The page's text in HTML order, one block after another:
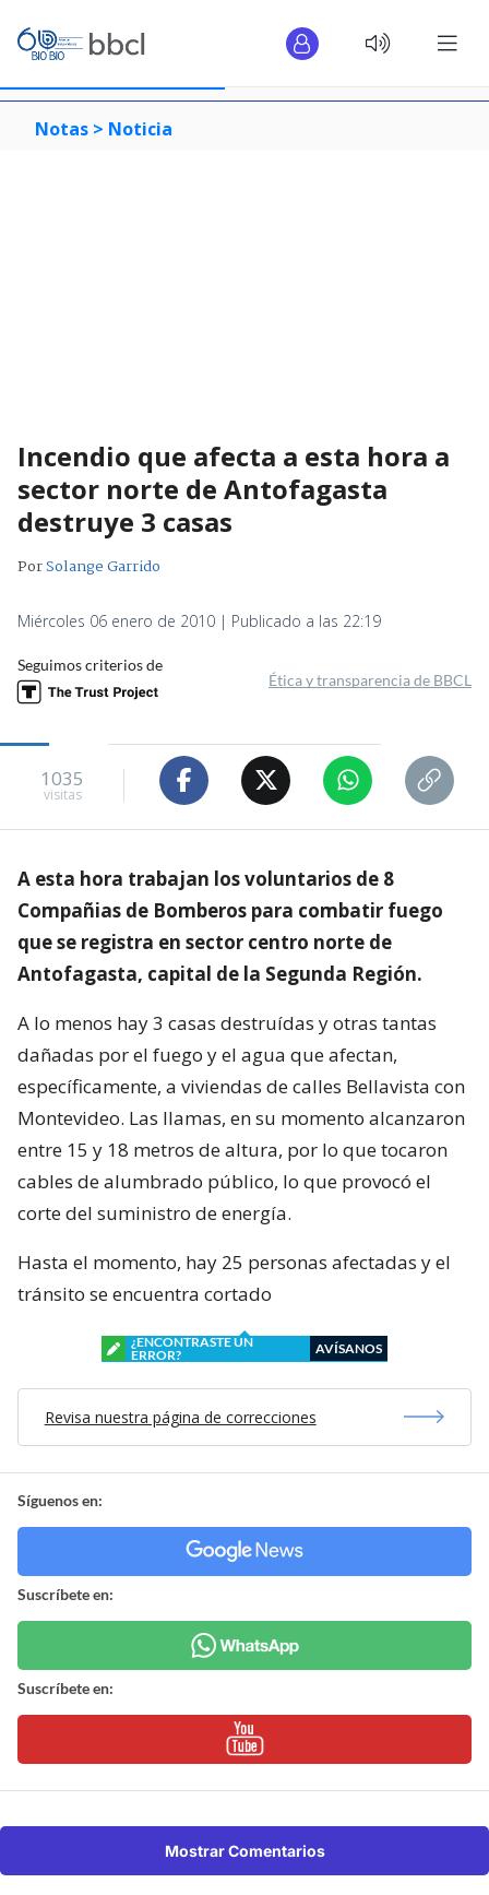
Notas > Noticia
Incendio que afecta a esta hora a
sector norte de Antofagasta
destruye 3 casas
PorSolange Garrido
Miércoles 06 enero de 2010 | Publicado a las 22:19
Seguimos criterios de
Ética y transparencia de BBCL
1035
visitas
A esta hora trabajan los voluntarios de 8
Compañias de Bomberos para combatir fuego
que se registra en sector centro norte de
Antofagasta, capital de la Segunda Región.
A lo menos hay 3 casas destruídas y otras tantas
dañadas por el fuego y el agua que afectan,
específicamente, a viviendas de calles Bellavista con
Montevideo. Las llamas, en su momento alcanzaron
entre 15 y 18 metros de altura, por lo que tocaron
cables de alumbrado público, lo que provocó el
corte del suministro de energía.
Hasta el momento, hay 25 personas afectadas y el
tránsito se encuentra cortado
¿ENCONTRASTE UN
ERROR?
AVÍSANOS
Revisa nuestra página de correcciones
Síguenos en:
Suscríbete en:
Suscríbete en:
Mostrar Comentarios